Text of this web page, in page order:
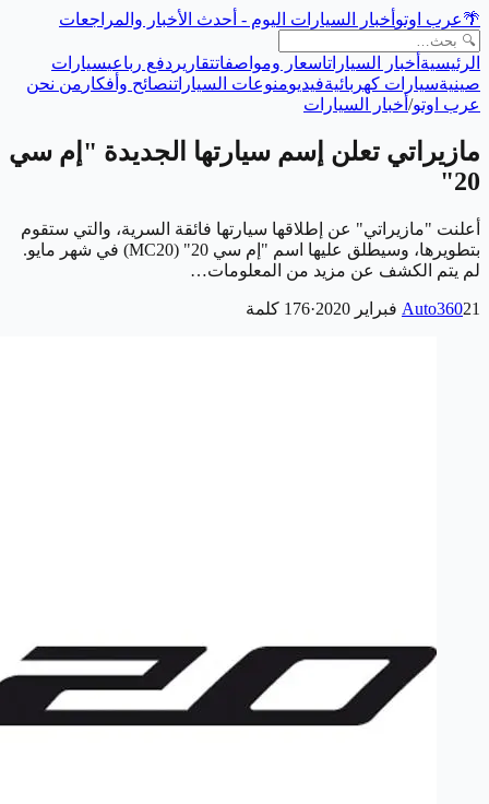
🌴عرب اوتو أخبار السيارات اليوم - أحدث الأخبار والمراجعات
الرئيسية أخبار السياراتاسعار ومواصفاتتقارير دفع رباعيسيارات
صينيةسيارات كهربائيةفيديومنوعات السياراتنصائح وأفكار من نحن
عرب اوتو/ أخبار السيارات
مازيراتي تعلن إسم سيارتها الجديدة "إم سي
20"
أعلنت "مازيراتي" عن إطلاقها سيارتها فائقة السرية، والتي ستقوم
بتطويرها، وسيطلق عليها اسم "إم سي 20" (MC20) في شهر مايو.
لم يتم الكشف عن مزيد من المعلومات…
Auto36021 فبراير 2020 ·
176 كلمة